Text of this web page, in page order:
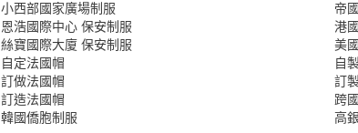
小西部國家廣場制服
帝
恩浩國際中心 保安制服
港
絲寶國際大廈 保安制服
美
自定法國帽
自
訂做法國帽
訂
訂造法國帽
跨
韓國僑胞制服 高